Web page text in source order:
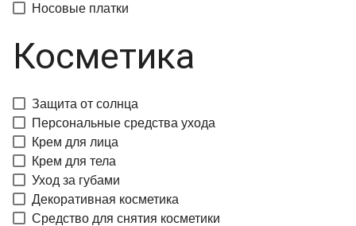
Носовые платки
Косметика
Защита от солнца
Персональные средства ухода
Крем для лица
Крем для тела
Уход за губами
Декоративная косметика
Средство для снятия косметики